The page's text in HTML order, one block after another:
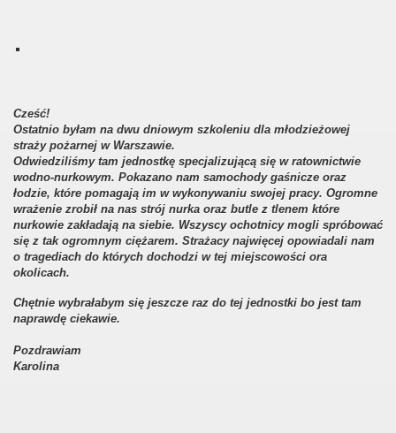
Cześć!
Ostatnio byłam na dwu dniowym szkoleniu dla młodzieżowej
straży pożarnej w Warszawie.
Odwiedziliśmy tam jednostkę specjalizującą się w ratownictwie
wodno-nurkowym. Pokazano nam samochody gaśnicze oraz
łodzie, które pomagają im w wykonywaniu swojej pracy. Ogromne
wrażenie zrobił na nas strój nurka oraz butle z tlenem które
nurkowie zakładają na siebie. Wszyscy ochotnicy mogli spróbować
się z tak ogromnym ciężarem. Strażacy najwięcej opowiadali nam
o tragediach do których dochodzi w tej miejscowości ora
okolicach.
Chętnie wybrałabym się jeszcze raz do tej jednostki bo jest tam
naprawdę ciekawie.
Pozdrawiam
Karolina